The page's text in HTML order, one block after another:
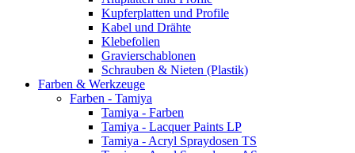
Kupferplatten und Profile
Kabel und Drähte
Klebefolien
Gravierschablonen
Schrauben & Nieten (Plastik)
Farben & Werkzeuge
Farben - Tamiya
Tamiya - Farben
Tamiya - Lacquer Paints LP
Tamiya - Acryl Spraydosen TS